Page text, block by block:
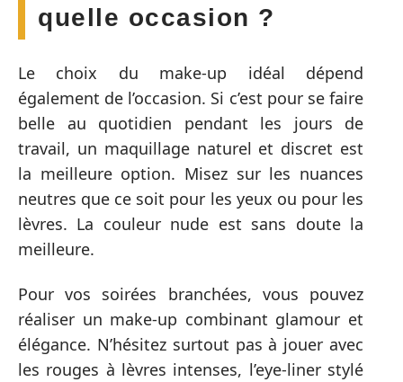
quelle occasion ?
Le choix du make-up idéal dépend
également de l’occasion. Si c’est pour se faire
belle au quotidien pendant les jours de
travail, un maquillage naturel et discret est
la meilleure option. Misez sur les nuances
neutres que ce soit pour les yeux ou pour les
lèvres. La couleur nude est sans doute la
meilleure.
Pour vos soirées branchées, vous pouvez
réaliser un make-up combinant glamour et
élégance. N’hésitez surtout pas à jouer avec
les rouges à lèvres intenses, l’eye-liner stylé